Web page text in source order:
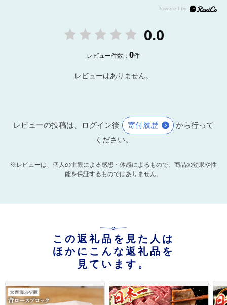
0.0
レビュー件数：0件
レビューはありません。
レビューの投稿は、ログイン後 寄付履歴
から行って
ください。
※レビューは、個人の主観による感想・体感によるもので、商品の効果や性
能を保証するものではありません。
この返礼品を見た人は
ほかにこんな返礼品を
見ています。